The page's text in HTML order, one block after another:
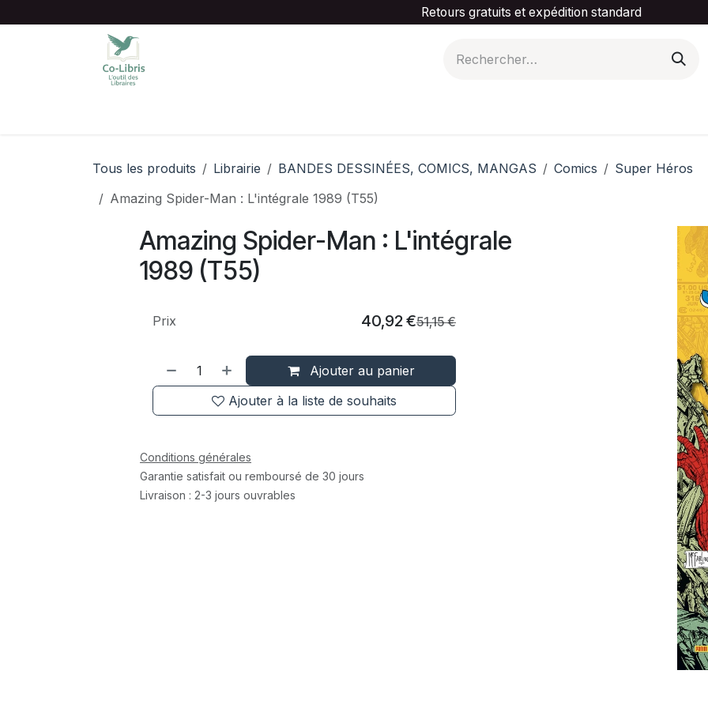
Retours gratuits et expédition standard
Tous les produits Librairie BANDES DESSINÉES, COMICS, MANGAS Comics
Super Héros
Amazing Spider-Man : L'intégrale 1989 (T55)
Amazing Spider-Man : L'intégrale
1989 (T55)
Ajouter au panier
Ajouter à la liste de souhaits
Prix 40,92€51,15€
Conditions générales
Garantie satisfait ou remboursé de 30 jours
Livraison : 2-3 jours ouvrables